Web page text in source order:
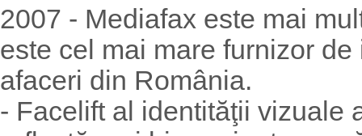
2007 - Mediafax este mai
este cel mai mare furnizor
afaceri din România.
- Facelift al identităţii vizuale